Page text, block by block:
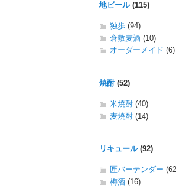
地ビール(115)
独歩 (94)
倉敷麦酒 (10)
オーダーメイド (6)
焼酎(52)
米焼酎 (40)
麦焼酎 (14)
リキュール(92)
匠バーテンダー
梅酒 (16)